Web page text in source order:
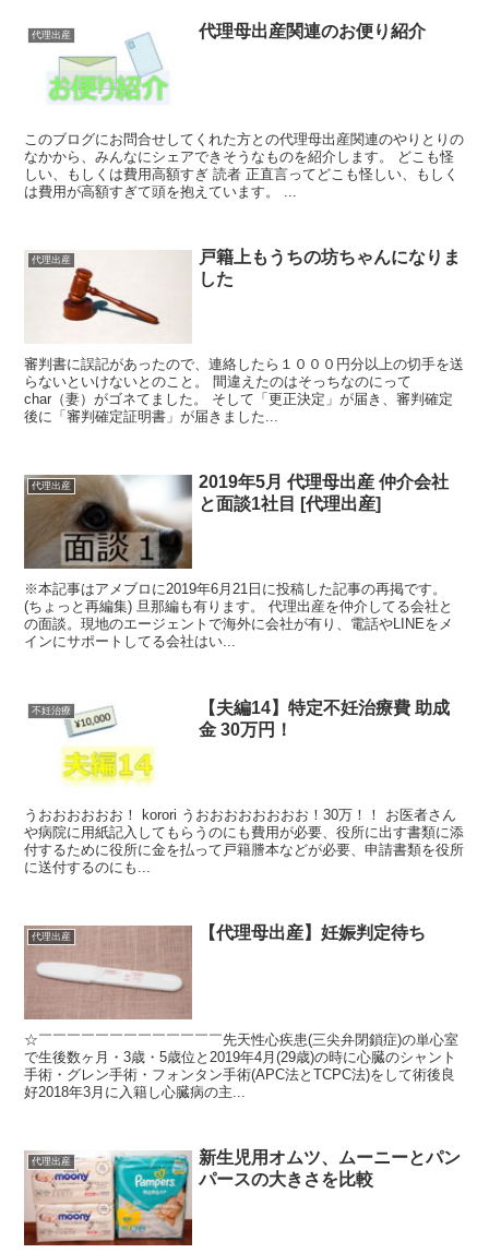
代理出産 代理母出産関連のお便り紹介
このブログにお問合せしてくれた方との代理母出産関連のやりとりの
なかから、みんなにシェアできそうなものを紹介します。 どこも怪
しい、もしくは費用高額すぎ 読者 正直言ってどこも怪しい、もしく
は費用が高額すぎて頭を抱えています。 ...
代理出産
戸籍上もうちの坊ちゃんになりま
した
審判書に誤記があったので、連絡したら１０００円分以上の切手を送
らないといけないとのこと。 間違えたのはそっちなのにって
char（妻）がゴネてました。 そして「更正決定」が届き、審判確定
後に「審判確定証明書」が届きました...
代理出産
2019年5月 代理母出産 仲介会社
と面談1社目 [代理出産]
※本記事はアメブロに2019年6月21日に投稿した記事の再掲です。
(ちょっと再編集) 旦那編も有ります。 代理出産を仲介してる会社と
の面談。現地のエージェントで海外に会社が有り、電話やLINEをメ
インにサポートしてる会社はい...
不妊治療
【夫編14】特定不妊治療費 助成
金 30万円！
うおおおおおお！ korori うおおおおおおおお！30万！！ お医者さん
や病院に用紙記入してもらうのにも費用が必要、役所に出す書類に添
付するために役所に金を払って戸籍謄本などが必要、申請書類を役所
に送付するのにも...
代理出産 【代理母出産】妊娠判定待ち
☆￣￣￣￣￣￣￣￣￣￣￣￣￣先天性心疾患(三尖弁閉鎖症)の単心室
で生後数ヶ月・3歳・5歳位と2019年4月(29歳)の時に心臓のシャント
手術・グレン手術・フォンタン手術(APC法とTCPC法)をして術後良
好2018年3月に入籍し心臓病の主...
代理出産
新生児用オムツ、ムーニーとパン
パースの大きさを比較